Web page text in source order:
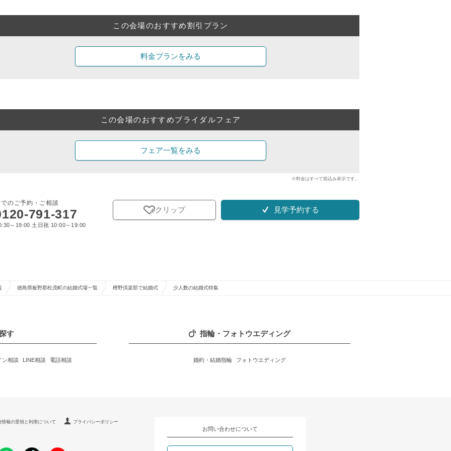
この会場のおすすめ割引プラン
料金プランをみる
この会場のおすすめブライダルフェア
フェア一覧をみる
※料金はすべて税込み表示です。
のご予約・ご相談
791-317
～19:00 土日祝 10:00～19:00
クリップ 見学予約する
徳島県板野郡松茂町の結婚式場一覧 樫野倶楽部で結婚式 少人数の結婚式特集
す
ン相談 LINE相談 電話相談
指輪・フォトウエディング
婚約・結婚指輪 フォトウエディング
情報の受領と利用について プライバシーポリシー
お問い合わせについて